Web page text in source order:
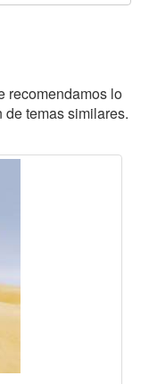
recomendamos lo
temas similares.